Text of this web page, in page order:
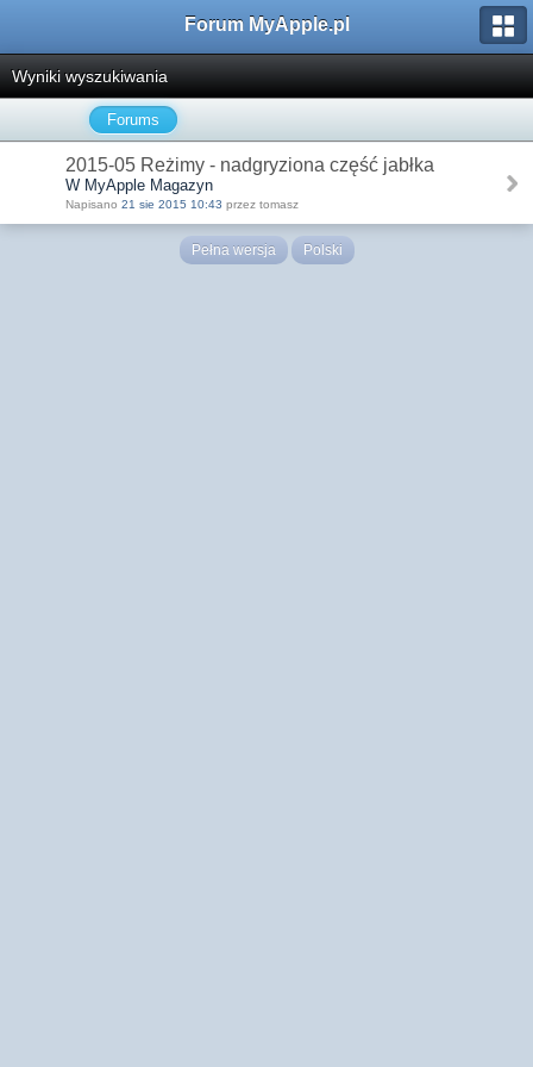
Forum MyApple.pl
Wyniki wyszukiwania
Forums
2015-05 Reżimy - nadgryziona część jabłka
W MyApple Magazyn
Napisano 21 sie 2015 10:43 przez tomasz
Pełna wersja Polski